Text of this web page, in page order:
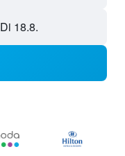
Di 18.8.